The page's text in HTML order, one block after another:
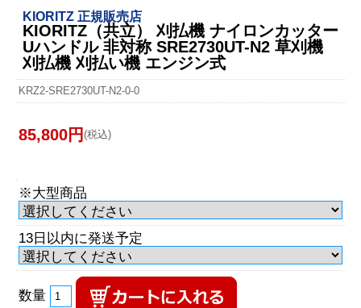
KIORITZ 正規販売店
KIORITZ（共立） 刈払機 ナイロンカッター
Uハンドル 非対称 SRE2730UT-N2 草刈機
刈払機 刈払い機 エンジン式
KRZ2-SRE2730UT-N2-0-0
85,800円 (税込)
※大型商品
13日以内に発送予定
数量